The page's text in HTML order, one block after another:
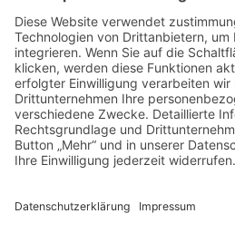
Passkey
Benutzername vergessen?